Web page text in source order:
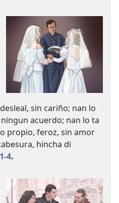
sin cariño; nan lo
acuerdo; nan lo ta
propio, feroz, sin amor
hincha di
4.